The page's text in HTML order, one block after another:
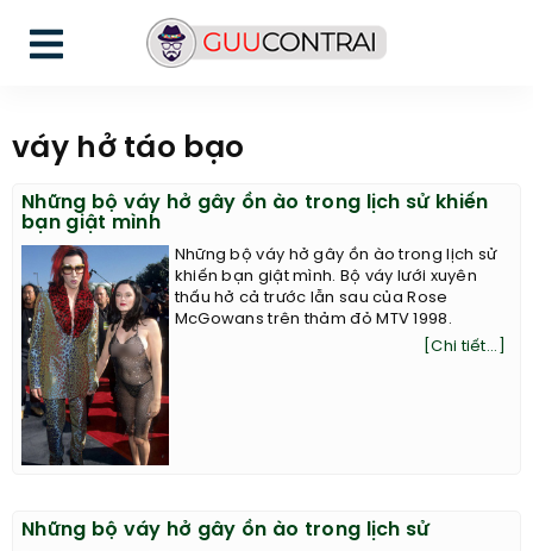
váy hở táo bạo
Những bộ váy hở gây ồn ào trong lịch sử khiến
bạn giật mình
Những bộ váy hở gây ồn ào trong lịch sử
khiến bạn giật mình. Bộ váy lưới xuyên
thấu hở cả trước lẫn sau của Rose
McGowans trên thảm đỏ MTV 1998.
[Chi tiết...]
Những bộ váy hở gây ồn ào trong lịch sử